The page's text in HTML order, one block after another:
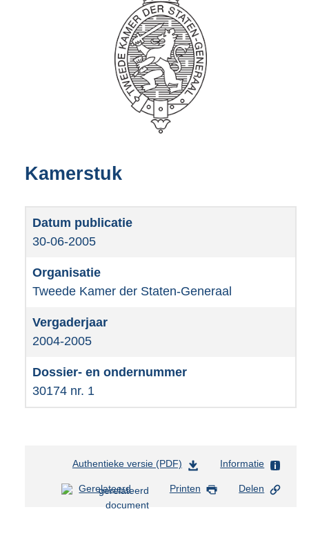
Kamerstuk
30-06-2005
Tweede Kamer der Staten-Generaal
2004-2005
30174 nr. 1
Authentieke versie (PDF)
s
Informatie
Gerelateerd Printen Delen